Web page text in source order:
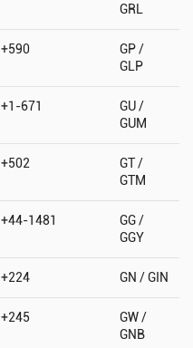
GRL
+590
GP /
GLP
+1-671
GU /
GUM
+502
GT /
GTM
+44-1481
GG /
GGY
+224 GN / GIN
+245
GW /
GNB